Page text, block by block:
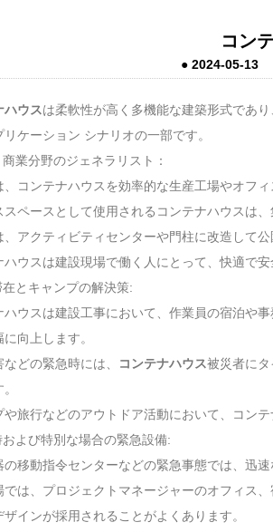
コン
● 2024-05-13
ハウスは柔軟性が高く多機能な建築形式であ
ケーション シナリオの一部です。
業分野のジェネラリスト：
、コンテナハウスを効率的な生産工場やオフ
スペースとして使用されるコンテナハウスは
、アクティビティセンターや門柱に改造して
ハウスは建設現場で働く人にとって、快適で
とキャンプの解決策:
ハウスは建設工事において、作業員の宿泊や
向上します。
どの緊急時には、
コンテナハウス被災者に
や旅行などのアウトドア活動において、コン
よび特別な場合の緊急設備:
の移動指令センターなどの緊急事態では、迅
では、プロジェクトマネージャーのオフィス
ザインが採用されることがよくあります。